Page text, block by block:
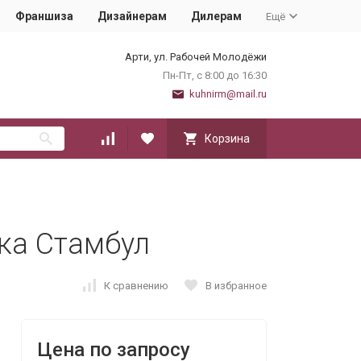
Франшиза Дизайнерам Дилерам Ещё
Арти, ул. Рабочей Молодёжи
Пн-Пт, с 8:00 до 16:30
kuhnirm@mail.ru
Корзина
Стамбул
К сравнению В избранное
Цена по запросу